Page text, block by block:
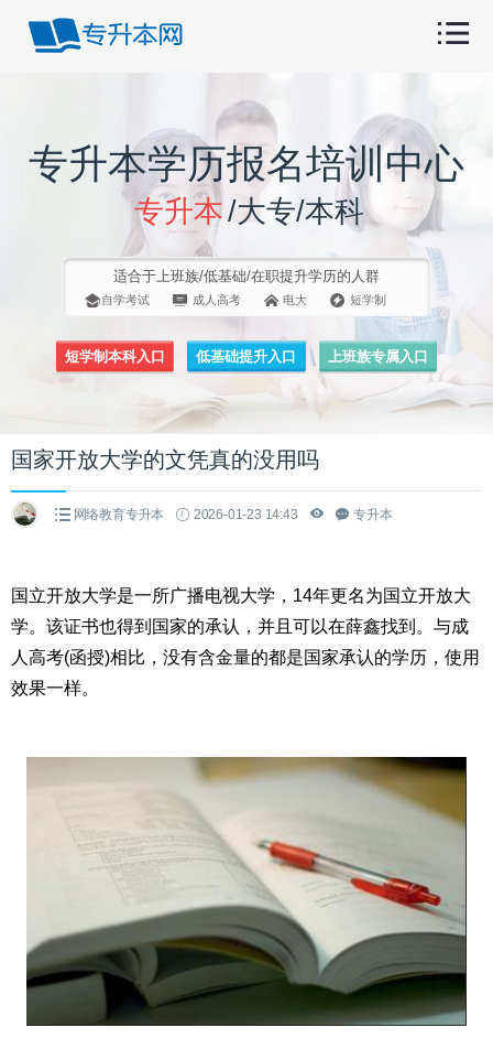
专升本学历报名培训中心
专升本/大专/本科
适合于上班族/低基础/在职提升学历的人群
自学考试 成人高考 电大 短学制
短学制本科入口 低基础提升入口 上班族专属入口
国家开放大学的文凭真的没用吗
网络教育专升本 2026-01-23 14:43 专升本
国立开放大学是一所广播电视大学，14年更名为国立开放大
学。该证书也得到国家的承认，并且可以在薛鑫找到。与成
人高考(函授)相比，没有含金量的都是国家承认的学历，使用